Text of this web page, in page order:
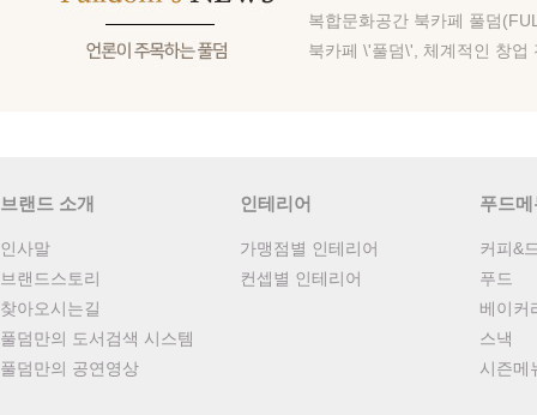
복합문화공간 북카페 풀덤
북카페 \'풀덤\', 체계적인 창업
브랜드 소개
인사말
브랜드스토리
찾아오시는길
풀덤만의 도서검색 시스템
풀덤만의 공연영상
인테리어
가맹점별 인테리어
컨셉별 인테리어
푸드
커피&
푸드
베이커
스낵
시즌메